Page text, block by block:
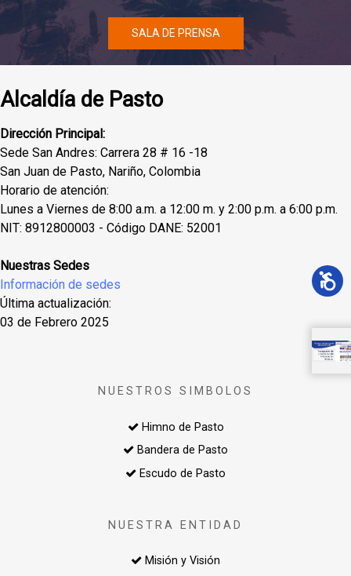
SALA DE PRENSA
Alcaldía de Pasto
Dirección Principal:
Sede San Andres: Carrera 28 # 16 -18
San Juan de Pasto, Nariño, Colombia
Horario de atención:
Lunes a Viernes de 8:00 a.m. a 12:00 m. y 2:00 p.m. a 6:00 p.m.
NIT: 8912800003 - Código DANE: 52001
Nuestras Sedes
Información de sedes
Última actualización:
03 de Febrero 2025
NUESTROS SIMBOLOS
Himno de Pasto
Bandera de Pasto
Escudo de Pasto
NUESTRA ENTIDAD
Misión y Visión